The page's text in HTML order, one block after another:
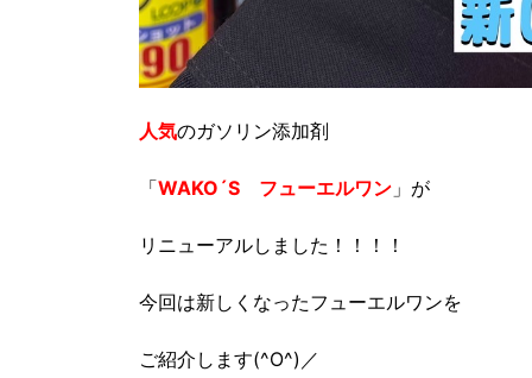
人気のガソリン添加剤
「WAKO´S フューエルワン 」が
リニューアルしました！！！！
今回は新しくなったフューエルワンを
ご紹介します(^O^)／